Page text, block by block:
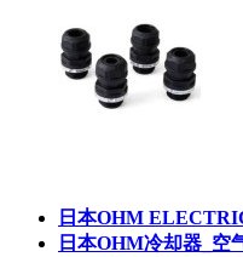
日本OHM
日本OHM冷却器_空